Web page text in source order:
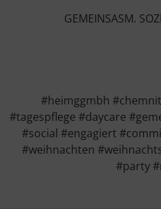
GEMEINSASM.
#heimggmbh
#tagespflege #daycare
#social #engagiert
#weihnachten
#party